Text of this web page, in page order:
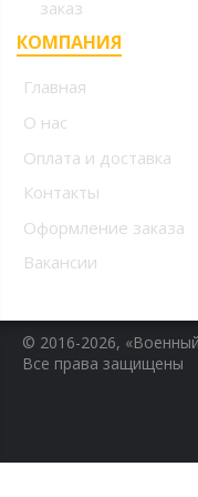
заказ
КОМПАНИЯ
Главная
О нас
Оплата и доставка
Контакты
Оформление заказа
Вакансии
© 2016-2026,
Все права защищены